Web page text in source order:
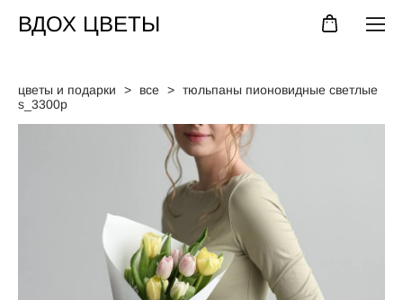
ВДОХ ЦВЕТЫ
цветы и подарки > все > тюльпаны пионовидные светлые
s_3300р